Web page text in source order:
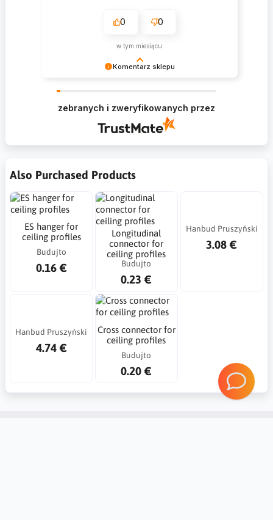
Komentarz sklepu
0 0
w tym miesiącu
zebranych i zweryfikowanych przez
Also Purchased Products
ES hanger for
ceiling profiles
Budujto
0.16 €
Longitudinal
connector for
ceiling profiles
Budujto
0.23 €
Hanbud Pruszyński
3.08 €
Hanbud Pruszyński
4.74 €
Cross connector for
ceiling profiles
Budujto
0.20 €